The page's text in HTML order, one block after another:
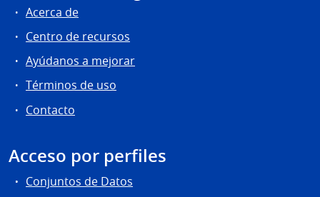
Acerca de
Centro de recursos
Ayúdanos a mejorar
Términos de uso
Contacto
Acceso por perfiles
Conjuntos de Datos